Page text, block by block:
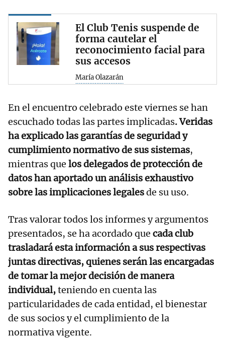
El Club Tenis suspende de
forma cautelar el
reconocimiento facial para
sus accesos
María Olazarán
En el encuentro celebrado este viernes se han
escuchado todas las partes implicadas. Veridas
ha explicado las garantías de seguridad y
cumplimiento normativo de sus sistemas,
mientras que los delegados de protección de
datos han aportado un análisis exhaustivo
sobre las implicaciones legalesde su uso.
Tras valorar todos los informes y argumentos
presentados, se ha acordado que cada club
trasladará esta información a sus respectivas
juntas directivas, quienes serán las encargadas
de tomar la mejor decisión de manera
individual,teniendo en cuenta las
particularidades de cada entidad, el bienestar
de sus socios y el cumplimiento de la
normativa vigente.